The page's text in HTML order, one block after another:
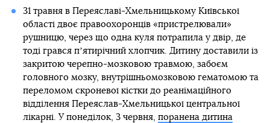
31 травня в Переяславі-Хмельницькому Київської
області двоє правоохоронців «пристрелювали»
рушницю, через що одна куля потрапила у двір, де
тоді грався пʼятирічний хлопчик. Дитину доставили із
закритою черепно-мозковою травмою, забоєм
головного мозку, внутрішньомозковою гематомою та
переломом скроневої кістки до реанімаційного
відділення Переяслав-Хмельницької центральної
лікарні. У понеділок, 3 червня, поранена дитина